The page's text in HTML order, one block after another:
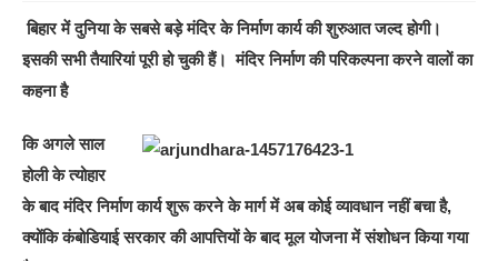
बिहार में दुनिया के सबसे बड़े मंदिर के निर्माण कार्य की शुरुआत जल्द होगी।
इसकी सभी तैयारियां पूरी हो चुकी हैं। मंदिर निर्माण की परिकल्पना करने वालों का
कहना है
कि अगले साल
होली के त्योहार
के बाद मंदिर निर्माण कार्य शुरू करने के मार्ग में अब कोई व्यावधान नहीं बचा है,
क्योंकि कंबोडियाई सरकार की आपत्तियों के बाद मूल योजना में संशोधन किया गया